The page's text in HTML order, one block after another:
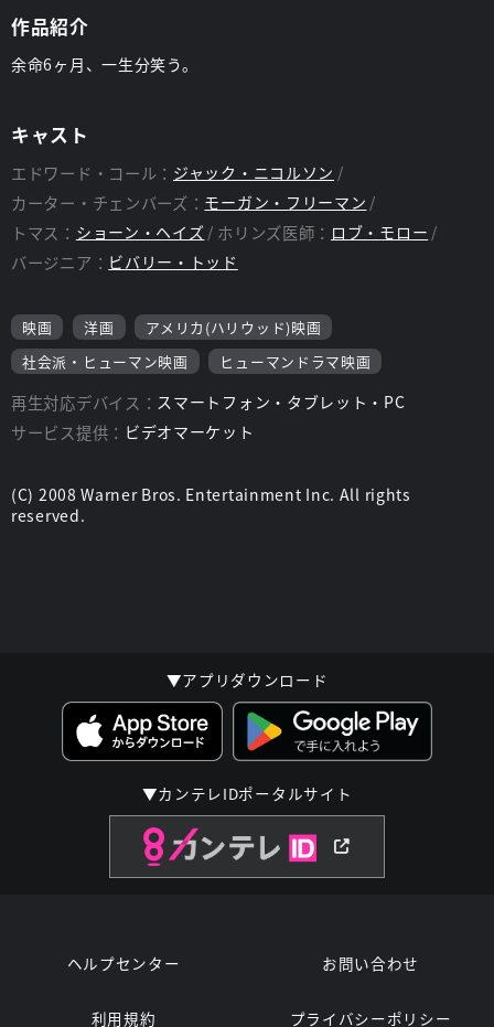
作品紹介
余命6ヶ月、一生分笑う。
キャスト
エドワード・コール： ジャック・ニコルソン
カーター・チェンバーズ： モーガン・フリーマン
トマス： ショーン・ヘイズ ホリンズ医師： ロブ・モロー
バージニア： ビバリー・トッド
映画 洋画
アメリカ(ハリウッド)映画
社会派・ヒューマン映画
ヒューマンドラマ映画
再生対応デバイス： スマートフォン・タブレット・PC
サービス提供： ビデオマーケット
(C) 2008 Warner Bros. Entertainment Inc. All rights
reserved.
▼アプリダウンロード
▼カンテレIDポータルサイト
ヘルプセンター お問い合わせ
利用規約 プライバシーポリシー